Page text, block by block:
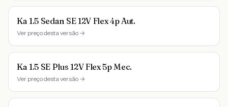
Ka 1.5 Sedan SE 12V Flex 4p Aut.
Ver preço desta versão →
Ka 1.5 SE Plus 12V Flex 5p Mec.
Ver preço desta versão →